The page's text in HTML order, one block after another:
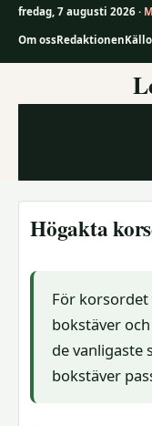
fredag, 7 augusti 2026 ·
Om ossRedaktionen
Högakta
För korsordet
bokstäver
de vanligaste
bokstäver